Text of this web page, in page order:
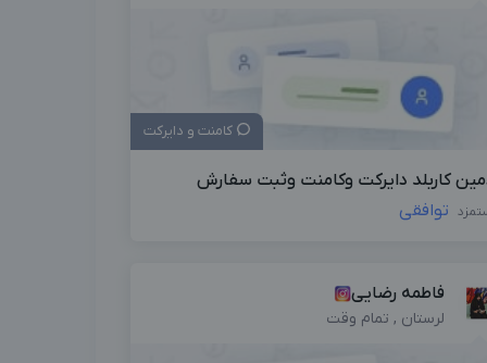
کامنت و دایرکت
کاربلد دایرکت وکامنت وثبت سفارش
توافقی
فاطمه رضایی
لرستان , تمام وقت